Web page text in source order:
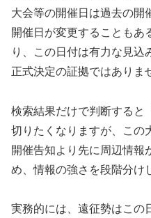
大会等の開催日は過去の開
開催日が変更することもあ
り、この日付は有力な見込
正式決定の証拠ではありま
検索結果だけで判断すると
切りたくなりますが、この
開催告知より先に周辺情報
め、情報の強さを段階分け
実務的には、遠征勢はこの